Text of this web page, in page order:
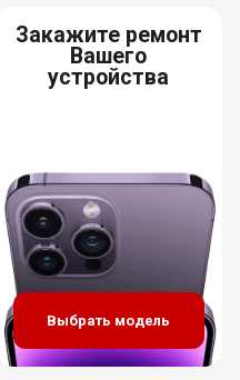
Закажите ремонт
Вашего
устройства
Выбрать модель